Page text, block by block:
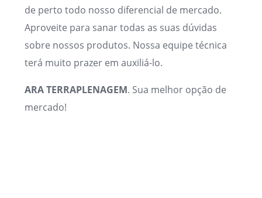
de perto todo nosso diferencial de mercado.
Aproveite para sanar todas as suas dúvidas
sobre nossos produtos. Nossa equipe técnica
terá muito prazer em auxiliá-lo.
ARA TERRAPLENAGEM. Sua melhor opção de
mercado!